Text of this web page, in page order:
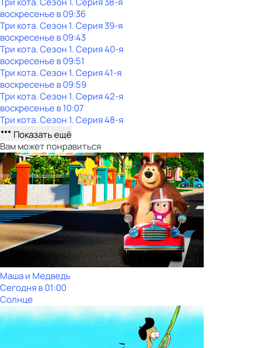
воскресенье в09:36
Три кота. Сезон 1. Серия 39-я
воскресенье в09:43
Три кота. Сезон 1. Серия 40-я
воскресенье в09:51
Три кота. Сезон 1. Серия 41-я
воскресенье в09:59
Три кота. Сезон 1. Серия 42-я
воскресенье в10:07
Три кота. Сезон 1. Серия 48-я
Показать ещё
Вам может понравиться
Маша и Медведь
Сегодня в 01:00
Солнце